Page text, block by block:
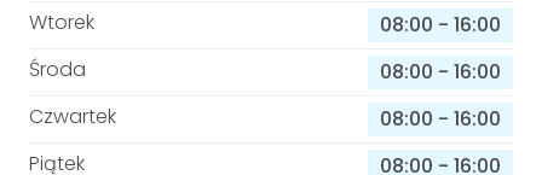
Wtorek
08:00 - 16:00
Środa
08:00 - 16:00
Czwartek
08:00 - 16:00
Piątek
08:00 - 16:00